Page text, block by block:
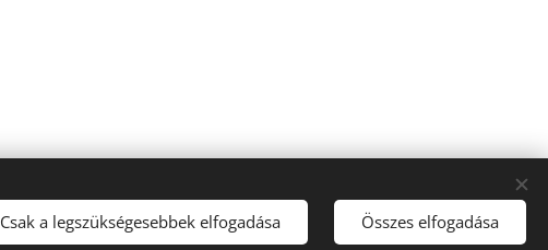
Csak a legszükségesebbek elfogadása Összes elfogadása